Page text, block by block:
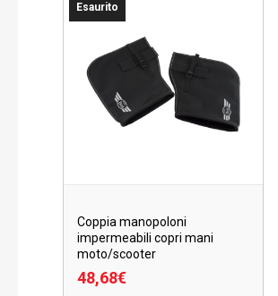
Esaurito
Coppia manopoloni
impermeabili copri mani
moto/scooter
48,68€